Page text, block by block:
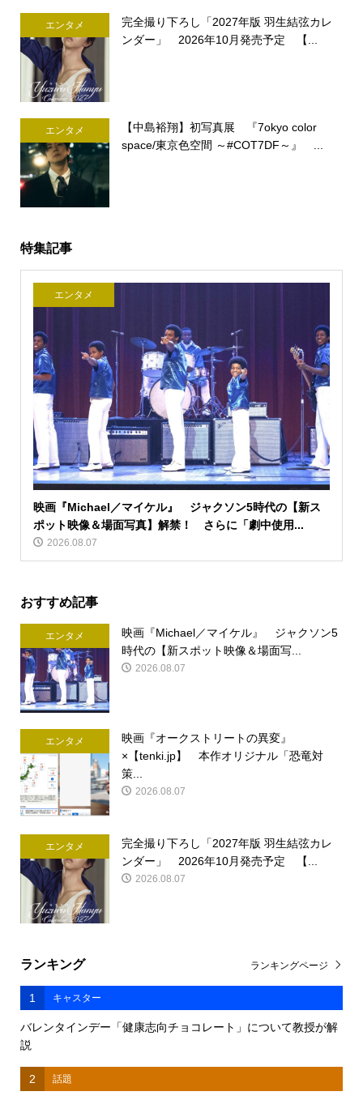
エンタメ
完全撮り下ろし「2027年版 羽生結弦カレ
ンダー」 2026年10月発売予定 【...
エンタメ
【中島裕翔】初写真展 『7okyo color
space/東京色空間 ～#COT7DF～』 ...
特集記事
エンタメ
映画『Michael／マイケル』 ジャクソン5時代の【新ス
ポット映像＆場面写真】解禁！ さらに「劇中使用...
2026.08.07
おすすめ記事
エンタメ
映画『Michael／マイケル』 ジャクソン5
時代の【新スポット映像＆場面写...
2026.08.07
エンタメ
映画『オークストリートの異変』
×【tenki.jp】 本作オリジナル「恐竜対
策...
2026.08.07
エンタメ
完全撮り下ろし「2027年版 羽生結弦カレ
ンダー」 2026年10月発売予定 【...
2026.08.07
ランキング
1 キャスター
バレンタインデー「健康志向チョコレート」について教授が解
説
2 話題
ランキングページ